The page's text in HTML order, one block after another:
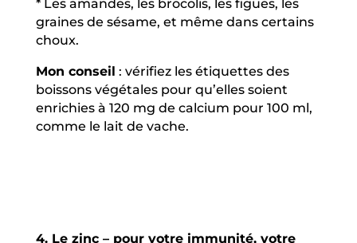
* Les amandes, les brocolis, les figues, les
graines de sésame, et même dans certains
choux.
Mon conseil : vérifiez les étiquettes des
boissons végétales pour qu’elles soient
enrichies à 120 mg de calcium pour 100 ml,
comme le lait de vache.
4. Le zinc – pour votre immunité, votre